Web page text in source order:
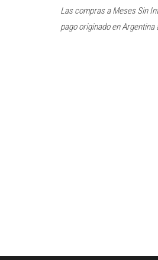
Las compras a Meses Sin
pago originado en